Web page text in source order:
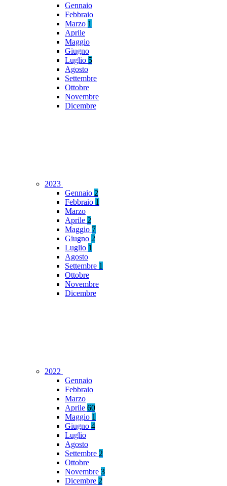
Gennaio
Febbraio
Marzo 1
Aprile
Maggio
Giugno
Luglio 5
Agosto
Settembre
Ottobre
Novembre
Dicembre
2023
Gennaio 2
Febbraio 1
Marzo
Aprile 2
Maggio 7
Giugno 2
Luglio 1
Agosto
Settembre 1
Ottobre
Novembre
Dicembre
2022
Gennaio
Febbraio
Marzo
Aprile 60
Maggio 1
Giugno 4
Luglio
Agosto
Settembre 2
Ottobre
Novembre 3
Dicembre 2